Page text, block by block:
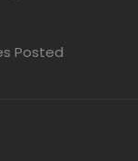
Posted